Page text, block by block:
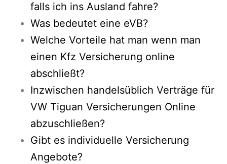
falls ich ins Ausland fahre?
Was bedeutet eine eVB?
Welche Vorteile hat man wenn man
einen Kfz Versicherung online
abschließt?
Inzwischen handelsüblich Verträge für
VW Tiguan Versicherungen Online
abzuschließen?
Gibt es individuelle Versicherung
Angebote?